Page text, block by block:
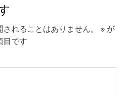
れることはありません。 ※ が
目です